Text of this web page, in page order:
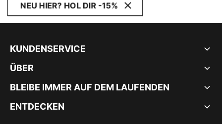
NEU HIER? HOL DIR -15%
KUNDENSERVICE
ÜBER
BLEIBE IMMER AUF DEM LAUFENDEN
ENTDECKEN